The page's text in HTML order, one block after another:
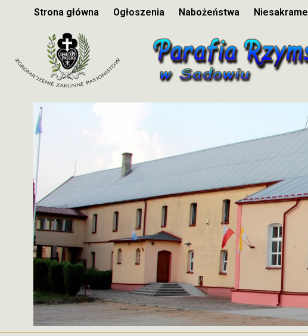
Strona główna Ogłoszenia Nabożeństwa